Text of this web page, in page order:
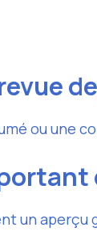
ou une
un